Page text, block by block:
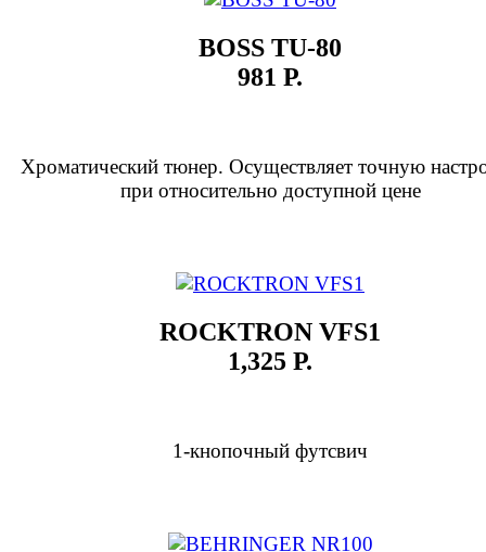
BOSS TU-80
981 Р.
Хроматический тюнер. Осуществляет точную
при относительно доступной цене
ROCKTRON VFS1
1,325 Р.
1-кнопочный футсвич